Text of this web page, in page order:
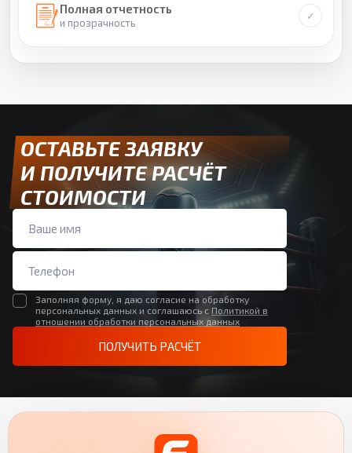
Полная отчетность
и прозрачность
ОСТАВЬТЕ ЗАЯВКУ
И ПОЛУЧИТЕ РАСЧЁТ
СТОИМОСТИ
Заполняя форму, я даю согласие на обработку
персональных данных и соглашаюсь с Политикой в
отношении обработки персональных данных
ПОЛУЧИТЬ РАСЧЁТ